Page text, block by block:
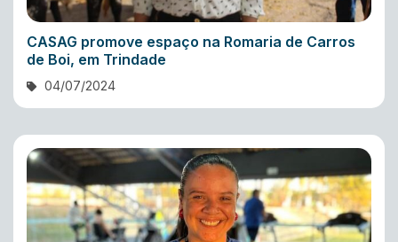
CASAG promove espaço na Romaria de Carros
de Boi, em Trindade
04/07/2024